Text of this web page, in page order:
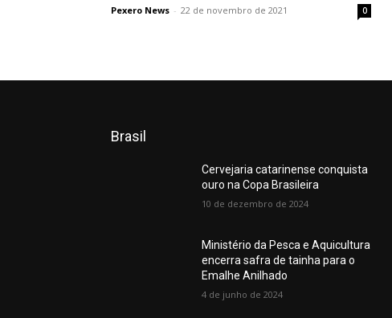
Pexero News - 22 de novembro de 2021 0
Brasil
Cervejaria catarinense conquista
ouro na Copa Brasileira
10 de dezembro de 2024
Ministério da Pesca e Aquicultura
encerra safra de tainha para o
Emalhe Anilhado
4 de junho de 2024